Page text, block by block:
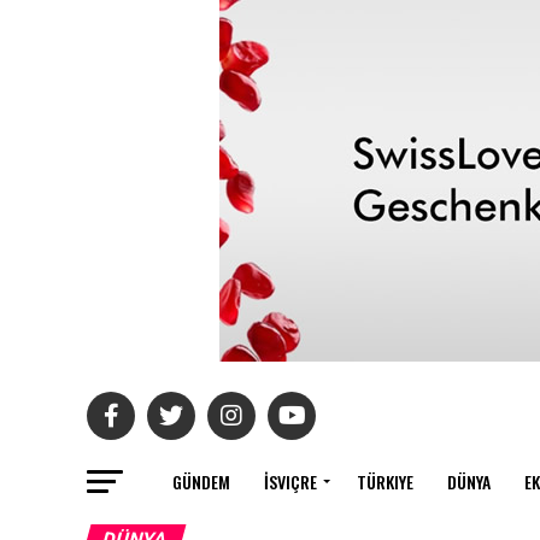
GÜNDEM İSVIÇRE TÜRKIYE DÜNYA